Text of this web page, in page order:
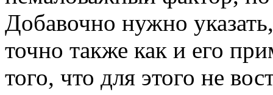
Добавочно нужно
точно также как и его
того, что для этого не